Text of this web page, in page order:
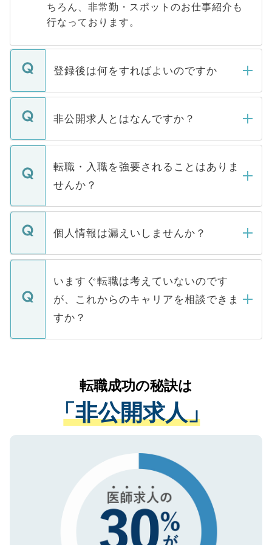
ちろん、非常勤・スポットのお仕事紹介も
行なっております。
登録後は何をすればよいのですか
ご登録いただきましたら、弊社担当者がご
登録内容を確認し、その後メールもしくは
ます。通常、5営業日以内にはご連絡をせて
いただきますので、しばらくお待ちくださ
非公開求人とはなんですか？
マイナビDOCTORで取り扱っている求人の
うち約3割は、Webサイトからご覧いただ
けない「非公開求人」です。非公開求人は
下記の理由によって、一般には公開してい
ません。
■応募殺到を避けるため 人気のある医療機
関を公にしてしまうと、応募が殺到する場
に、医療機関が求める条件に合った人材の
みを人材紹介会社に依頼するケースが増え
ています。
転職・入職を強要されることはありま
せんか？
転職・入職を強要することは一切ありませ
ん。また、仮に応募先から内定をいただい
定を承諾する必要はありません。内定先へ
の辞退の連絡はキャリアパートナーが行い
個人情報は漏えいしませんか？
個人情報が漏えいすることはありませんの
で、ご安心ください。当サイトからの登録
などで収集したご登録者様の個人情報は、
ご本人のキャリアアップおよび転職活動の
支援を目的に使用いたします。お預かりし
ているすべての個人データはご本人の許可
は、個人情報の取り扱いについての厳密な
管理基準を満たした事業者のみに付与され
る、プライバシーマークを取得済みです。
で、機密保持に関してもご安心ください。
いますぐ転職は考えていないのです
が、これからのキャリアを相談できま
すか？
かがいして、現在の医療機関の状況や紹介
経験をまじえながら、適切なアドバイスを
させていただきます。すぐにご転職をされ
ない方には、長期的なサポートが可能です
ので、まずはご登録ください。
転職成功の秘訣は
「非公開求人」